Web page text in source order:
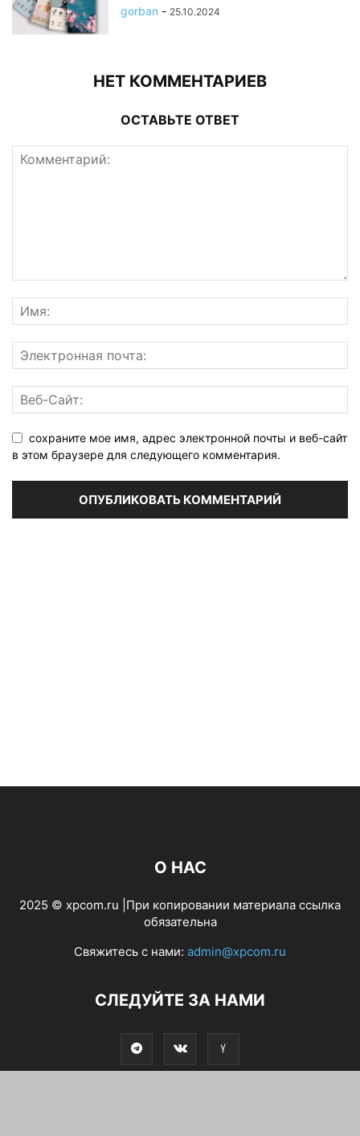
gorban - 25.10.2024
НЕТ КОММЕНТАРИЕВ
ОСТАВЬТЕ ОТВЕТ
сохраните мое имя, адрес электронной почты и веб-сайт
в этом браузере для следующего комментария.
О НАС
2025 © xpcom.ru |При копировании материала ссылка
обязательна
Свяжитесь с нами: admin@xpcom.ru
СЛЕДУЙТЕ ЗА НАМИ